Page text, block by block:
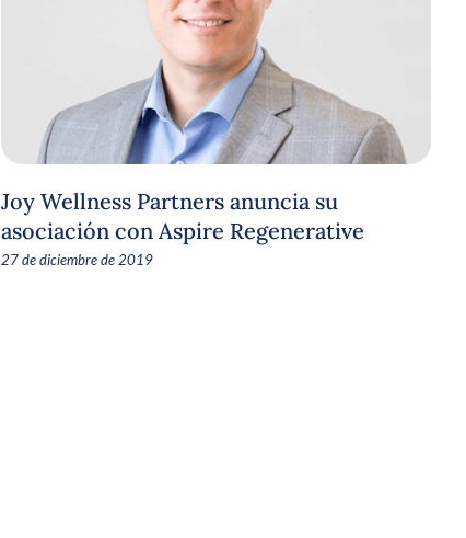
Joy Wellness Partners anuncia su
asociación con Aspire Regenerative
27 de diciembre de 2019